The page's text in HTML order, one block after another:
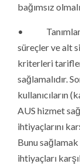
bağımsız
•
süreçler ve alt
kriterleri
sağlamalıdır.
kullanıcıların
AUS hizmet
ihtiyaçlarını
Bunu
ihtiyaçları